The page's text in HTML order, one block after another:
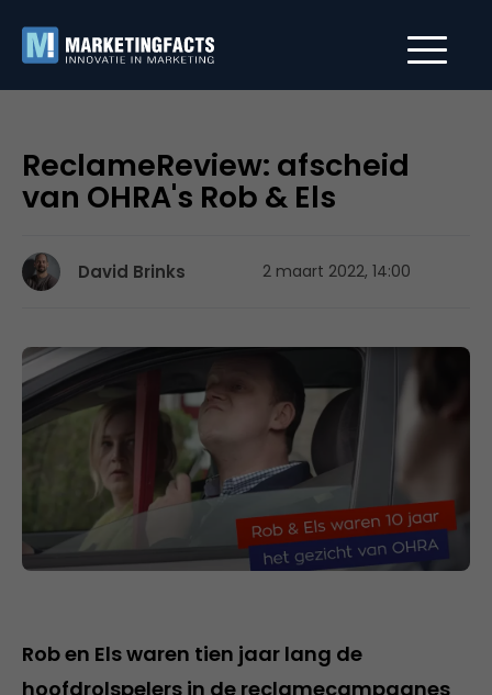
ReclameReview: afscheid
van OHRA's Rob & Els
David Brinks 2 maart 2022, 14:00
Rob en Els waren tien jaar lang de
hoofdrolspelers in de reclamecampagnes